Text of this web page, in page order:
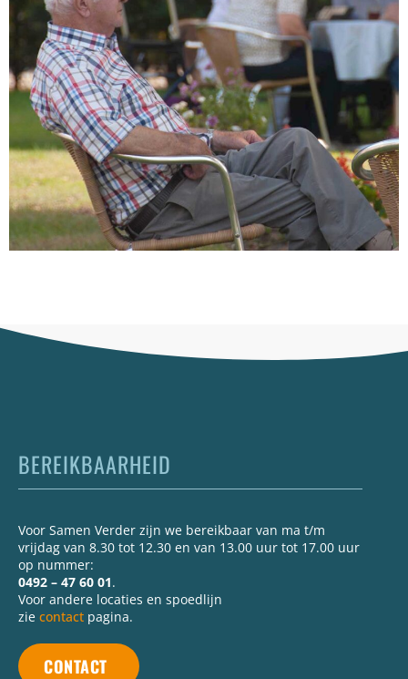
BEREIKBAARHEID
Voor Samen Verder zijn we bereikbaar van ma t/m
vrijdag van 8.30 tot 12.30 en van 13.00 uur tot 17.00 uur
op nummer:
0492 – 47 60 01.
Voor andere locaties en spoedlijn
zie contact pagina.
CONTACT